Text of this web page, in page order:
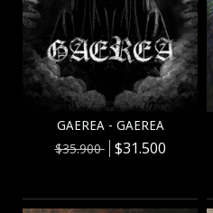
GAEREA - GAEREA
$35.900 $31.500